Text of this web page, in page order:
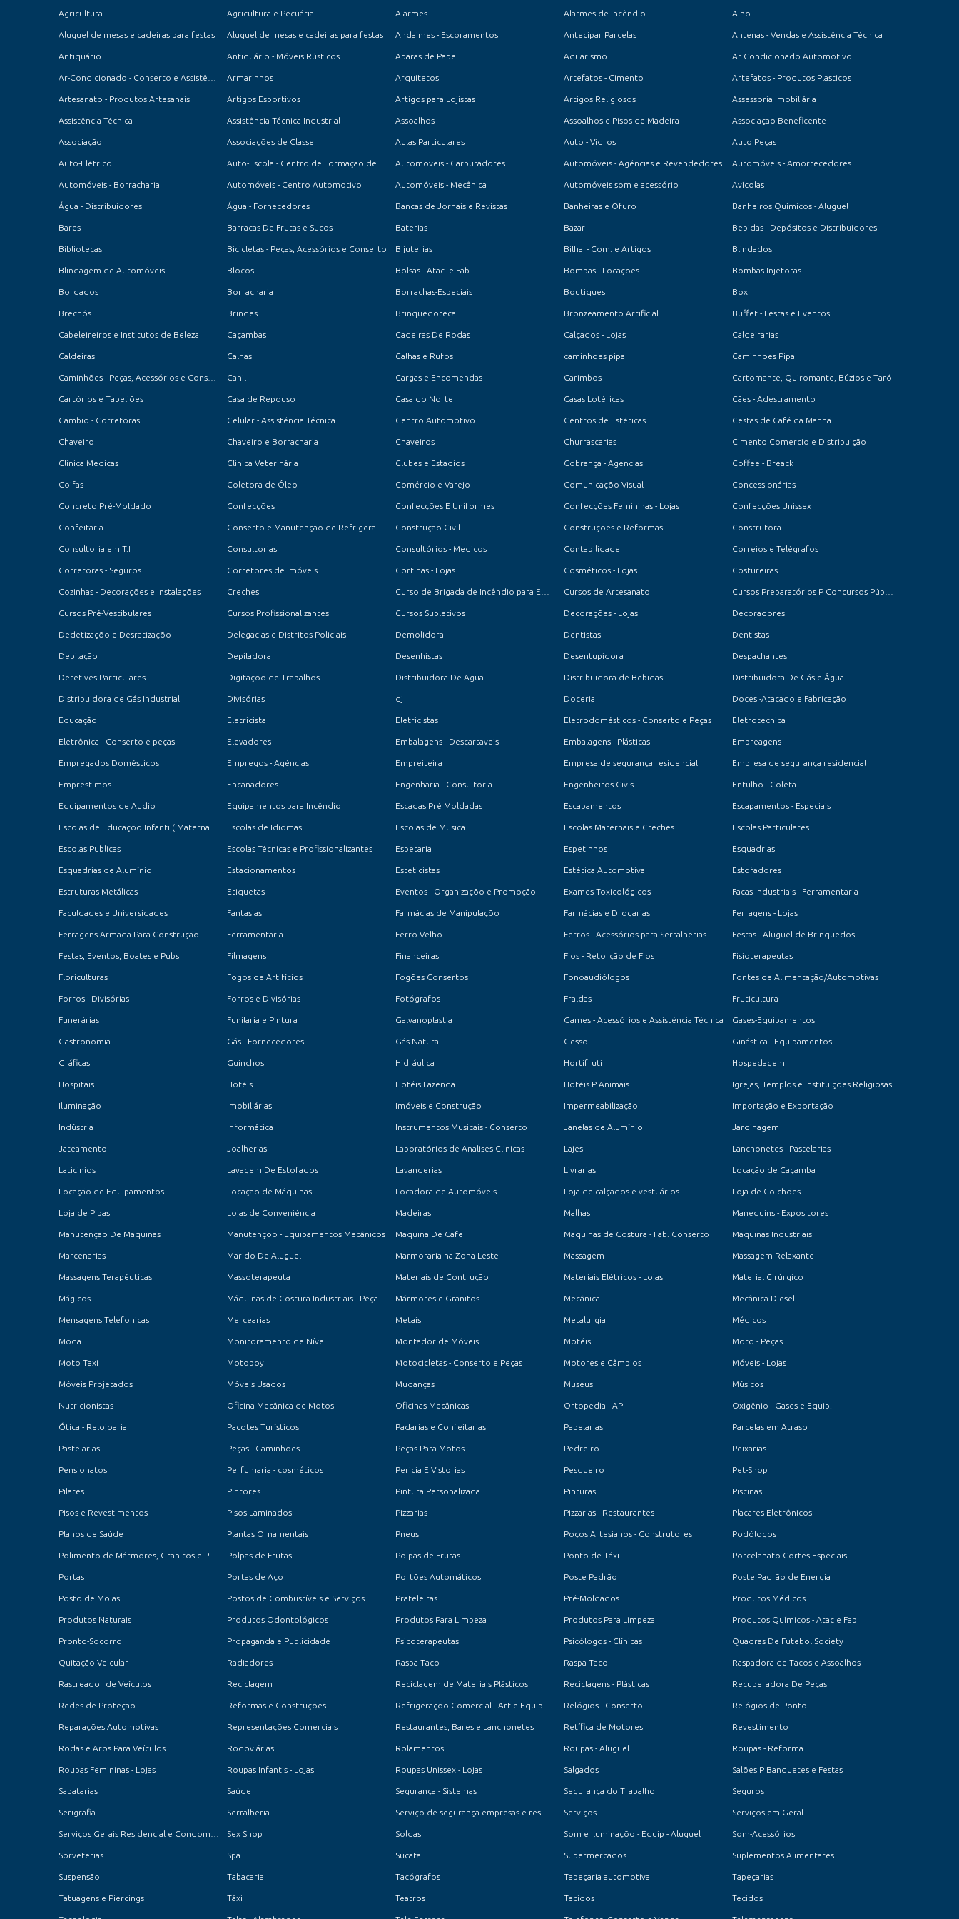
Agricultura Agricultura e Pecuária Alarmes Alarmes de Incêndio Alho
Aluguel de mesas e cadeiras para festas Aluguel de mesas e cadeiras para festas Andaimes - Escoramentos Antecipar Parcelas Antenas - Vendas e Assistência Técnica
Antiquário Antiquário - Móveis Rústicos Aparas de Papel Aquarismo Ar Condicionado Automotivo
Armarinhos Arquitetos Artefatos - Cimento Artefatos - Produtos Plasticos
Artesanato - Produtos Artesanais Artigos Esportivos Artigos para Lojistas Artigos Religiosos Assessoria Imobiliária
Assistência Técnica Assistência Técnica Industrial Assoalhos Assoalhos e Pisos de Madeira Associaçao Beneficente
Associação Associações de Classe Aulas Particulares Auto - Vidros Auto Peças
Auto-Elétrico Automoveis - Carburadores Automóveis - Agéncias e Revendedores Automóveis - Amortecedores
Automóveis - Borracharia Automóveis - Centro Automotivo Automóveis - Mecânica Automóveis som e acessório Avícolas
Água - Distribuidores Água - Fornecedores Bancas de Jornais e Revistas Banheiras e Ofuro Banheiros Químicos - Aluguel
Bares Barracas De Frutas e Sucos Baterias Bazar Bebidas - Depósitos e Distribuidores
Bibliotecas Bicicletas - Peças, Acessórios e Conserto Bijuterias Bilhar- Com. e Artigos Blindados
Blindagem de Automóveis Blocos Bolsas - Atac. e Fab. Bombas - Locações Bombas Injetoras
Bordados Borracharia Borrachas-Especiais Boutiques Box
Brechós Brindes Brinquedoteca Bronzeamento Artificial Buffet - Festas e Eventos
Cabeleireiros e Institutos de Beleza Caçambas Cadeiras De Rodas Calçados - Lojas Caldeirarias
Caldeiras Calhas Calhas e Rufos caminhoes pipa Caminhoes Pipa
Canil Cargas e Encomendas Carimbos Cartomante, Quiromante, Búzios e Taró
Cartórios e Tabeliões Casa de Repouso Casa do Norte Casas Lotéricas Cães - Adestramento
Cãmbio - Corretoras Celular - Assisténcia Técnica Centro Automotivo Centros de Estéticas Cestas de Café da Manhã
Chaveiro Chaveiro e Borracharia Chaveiros Churrascarias Cimento Comercio e Distribuição
Clinica Medicas Clinica Veterinária Clubes e Estadios Cobrança - Agencias Coffee - Breack
Coifas Coletora de Óleo Comércio e Varejo Comunicaçõo Visual Concessionárias
Concreto Pré-Moldado Confecções Confecções E Uniformes Confecções Femininas - Lojas Confecções Unissex
Confeitaria Construção Civil Construções e Reformas Construtora
Consultoria em T.I Consultorias Consultórios - Medicos Contabilidade Correios e Telégrafos
Corretoras - Seguros Corretores de Imóveis Cortinas - Lojas Cosméticos - Lojas Costureiras
Cozinhas - Decorações e Instalações Creches Cursos de Artesanato
Cursos Pré-Vestibulares Cursos Profissionalizantes Cursos Supletivos Decorações - Lojas Decoradores
Dedetizaçõo e Desratizaçõo Delegacias e Distritos Policiais Demolidora Dentistas Dentistas
Depilação Depiladora Desenhistas Desentupidora Despachantes
Detetives Particulares Digitaçõo de Trabalhos Distribuidora De Agua Distribuidora de Bebidas Distribuidora De Gás e Água
Distribuidora de Gás Industrial Divisórias dj Doceria Doces -Atacado e Fabricação
Educação Eletricista Eletricistas Eletrodomésticos - Conserto e Peças Eletrotecnica
Eletrônica - Conserto e peças Elevadores Embalagens - Descartaveis Embalagens - Plásticas Embreagens
Empregados Domésticos Empregos - Agéncias Empreiteira Empresa de segurança residencial Empresa de segurança residencial
Emprestimos Encanadores Engenharia - Consultoria Engenheiros Civis Entulho - Coleta
Equipamentos de Audio Equipamentos para Incêndio Escadas Pré Moldadas Escapamentos Escapamentos - Especiais
Escolas de Idiomas Escolas de Musica Escolas Maternais e Creches Escolas Particulares
Escolas Publicas Escolas Técnicas e Profissionalizantes Espetaria Espetinhos Esquadrias
Esquadrias de Alumínio Estacionamentos Esteticistas Estética Automotiva Estofadores
Estruturas Metálicas Etiquetas Eventos - Organizaçõo e Promoção Exames Toxicológicos Facas Industriais - Ferramentaria
Faculdades e Universidades Fantasias Farmácias de Manipulaçõo Farmácias e Drogarias Ferragens - Lojas
Ferragens Armada Para Construção Ferramentaria Ferro Velho Ferros - Acessórios para Serralherias Festas - Aluguel de Brinquedos
Festas, Eventos, Boates e Pubs Filmagens Financeiras Fios - Retorção de Fios Fisioterapeutas
Floriculturas Fogos de Artifícios Fogões Consertos Fonoaudiólogos Fontes de Alimentação/Automotivas
Forros - Divisórias Forros e Divisórias Fotógrafos Fraldas Fruticultura
Funerárias Funilaria e Pintura Galvanoplastia Games - Acessórios e Assisténcia Técnica Gases-Equipamentos
Gastronomia Gás - Fornecedores Gás Natural Gesso Ginástica - Equipamentos
Gráficas Guinchos Hidráulica Hortifruti Hospedagem
Hospitais Hotéis Hotéis Fazenda Hotéis P Animais Igrejas, Templos e Instituições Religiosas
Iluminação Imobiliárias Imóveis e Construção Impermeabilização Importação e Exportação
Indústria Informática Instrumentos Musicais - Conserto Janelas de Alumínio Jardinagem
Jateamento Joalherias Laboratórios de Analises Clinicas Lajes Lanchonetes - Pastelarias
Laticinios Lavagem De Estofados Lavanderias Livrarias Locação de Caçamba
Locação de Equipamentos Locação de Máquinas Locadora de Automóveis Loja de calçados e vestuários Loja de Colchões
Loja de Pipas Lojas de Conveniéncia Madeiras Malhas Manequins - Expositores
Manutenção De Maquinas Manutençõo - Equipamentos Mecânicos Maquina De Cafe Maquinas de Costura - Fab. Conserto Maquinas Industriais
Marcenarias Marido De Aluguel Marmoraria na Zona Leste Massagem Massagem Relaxante
Massagens Terapéuticas Massoterapeuta Materiais de Contrução Materiais Elétricos - Lojas Material Cirúrgico
Mágicos Mármores e Granitos Mecânica Mecânica Diesel
Mensagens Telefonicas Mercearias Metais Metalurgia Médicos
Moda Monitoramento de Nível Montador de Móveis Motéis Moto - Peças
Moto Taxi Motoboy Motocicletas - Conserto e Peças Motores e Câmbios Móveis - Lojas
Móveis Projetados Móveis Usados Mudanças Museus Músicos
Nutricionistas Oficina Mecânica de Motos Oficinas Mecânicas Ortopedia - AP Oxigênio - Gases e Equip.
Ótica - Relojoaria Pacotes Turísticos Padarias e Confeitarias Papelarias Parcelas em Atraso
Pastelarias Peças - Caminhões Peças Para Motos Pedreiro Peixarias
Pensionatos Perfumaria - cosméticos Pericia E Vistorias Pesqueiro Pet-Shop
Pilates Pintores Pintura Personalizada Pinturas Piscinas
Pisos e Revestimentos Pisos Laminados Pizzarias Pizzarias - Restaurantes Placares Eletrônicos
Planos de Saúde Plantas Ornamentais Pneus Poços Artesianos - Construtores Podólogos
Polpas de Frutas Polpas de Frutas Ponto de Táxi Porcelanato Cortes Especiais
Portas Portas de Aço Portões Automáticos Poste Padrão Poste Padrão de Energia
Posto de Molas Postos de Combustíveis e Serviços Prateleiras Pré-Moldados Produtos Médicos
Produtos Naturais Produtos Odontológicos Produtos Para Limpeza Produtos Para Limpeza Produtos Químicos - Atac e Fab
Pronto-Socorro Propaganda e Publicidade Psicoterapeutas Psicólogos - Clínicas Quadras De Futebol Society
Quitação Veicular Radiadores Raspa Taco Raspa Taco Raspadora de Tacos e Assoalhos
Rastreador de Veículos Reciclagem Reciclagem de Materiais Plásticos Reciclagens - Plásticas Recuperadora De Peças
Redes de Proteção Reformas e Construções Refrigeraçõo Comercial - Art e Equip Relógios - Conserto Relógios de Ponto
Reparações Automotivas Representações Comerciais Restaurantes, Bares e Lanchonetes Retífica de Motores Revestimento
Rodas e Aros Para Veículos Rodoviárias Rolamentos Roupas - Aluguel Roupas - Reforma
Roupas Femininas - Lojas Roupas Infantis - Lojas Roupas Unissex - Lojas Salgados Salões P Banquetes e Festas
Sapatarias Saúde Segurança - Sistemas Segurança do Trabalho Seguros
Serigrafia Serralheria Serviços Serviços em Geral
Sex Shop Soldas Som e Iluminaçõo - Equip - Aluguel Som-Acessórios
Sorveterias Spa Sucata Supermercados Suplementos Alimentares
Suspensão Tabacaria Tacógrafos Tapeçaria automotiva Tapeçarias
Tatuagens e Piercings Táxi Teatros Tecidos Tecidos